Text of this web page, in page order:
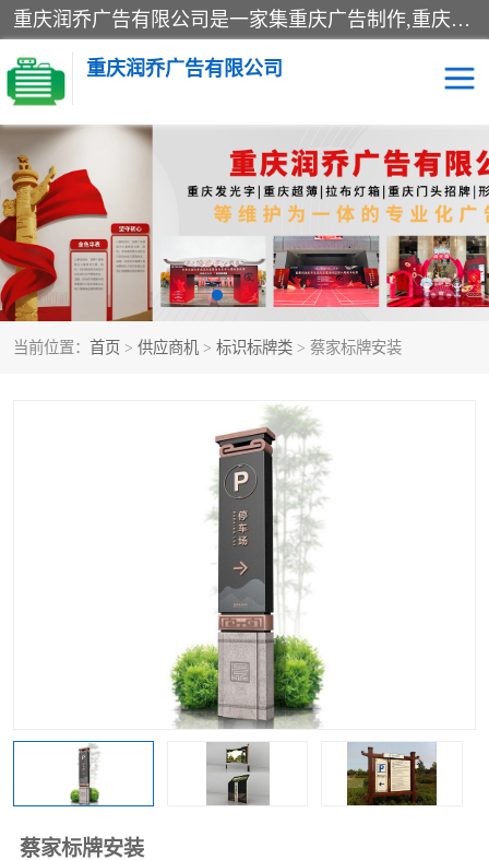
重庆润乔广告有限公司是一家集重庆广告制作,重庆标识标牌,亚克力发光字,led发光字,树脂发光字,超薄灯箱,拉布灯箱,吸塑灯箱,门头招牌,企业形象墙,写真喷绘,x展架,拉网展架,广告展架,条幅,锦旗设计,制作,施工,维护为一体的专业化广告公司.
重庆润乔广告有限公司
当前位置： 首页 > 供应商机 > 标识标牌类 > 蔡家标牌安装
蔡家标牌安装
招牌类 发光字类
灯箱类 形象墙类
标识标牌类 写真喷绘类
展架 条幅